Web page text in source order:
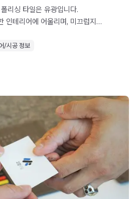
리싱 타일은 유광입니다.
인테리어에 어울리며, 미끄럽지
에 고급스러우며 청소하기
/시공 정보